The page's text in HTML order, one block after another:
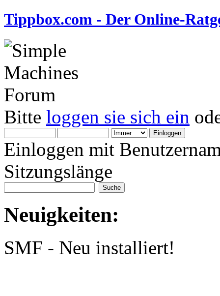
Tippbox.com - Der Online-
Bitte loggen sie sich ein
Einloggen mit
Sitzungslänge
Neuigkeiten:
SMF - Neu installiert!